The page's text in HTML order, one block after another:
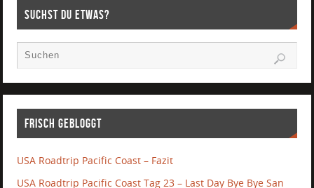
Suchst Du etwas?
Frisch gebloggt
USA Roadtrip Pacific Coast – Fazit
USA Roadtrip Pacific Coast Tag 23 – Last Day Bye Bye San